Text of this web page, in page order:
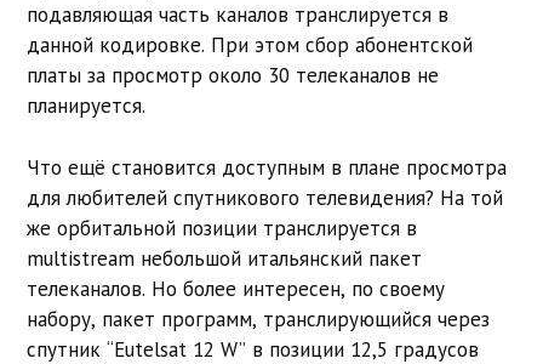
подавляющая часть каналов транслируется в
данной кодировке. При этом сбор абонентской
платы за просмотр около 30 телеканалов не
планируется.
Что ещё становится доступным в плане просмотра
для любителей спутникового телевидения? На той
же орбитальной позиции транслируется в
multistream небольшой итальянский пакет
телеканалов. Но более интересен, по своему
набору, пакет программ, транслирующийся через
спутник “Eutelsat 12 W” в позиции 12,5 градусов